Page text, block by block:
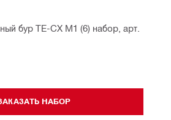
бур TE-CX M1 (6) набор, арт.
НАБОР